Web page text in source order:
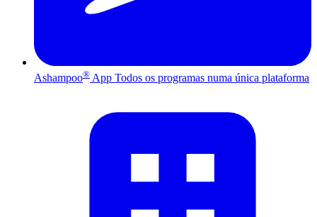
Ashampoo® App Todos os programas numa única plataforma